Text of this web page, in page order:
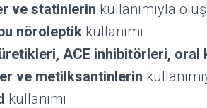
ve statinlerin kullanımıyla
nöroleptik kullanımı
ACE inhibitörleri,
ve metilksantinlerin
kullanımı